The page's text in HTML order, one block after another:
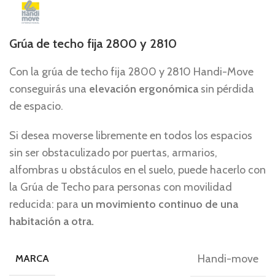
Grúa de techo fija 2800 y 2810
Con la grúa de techo fija 2800 y 2810 Handi-Move
conseguirás una elevación ergonómica sin pérdida
de espacio.
Si desea moverse libremente en todos los espacios
sin ser obstaculizado por puertas, armarios,
alfombras u obstáculos en el suelo, puede hacerlo con
la Grúa de Techo para personas con movilidad
reducida: para un movimiento continuo de una
habitación a otra.
MARCA Handi-move